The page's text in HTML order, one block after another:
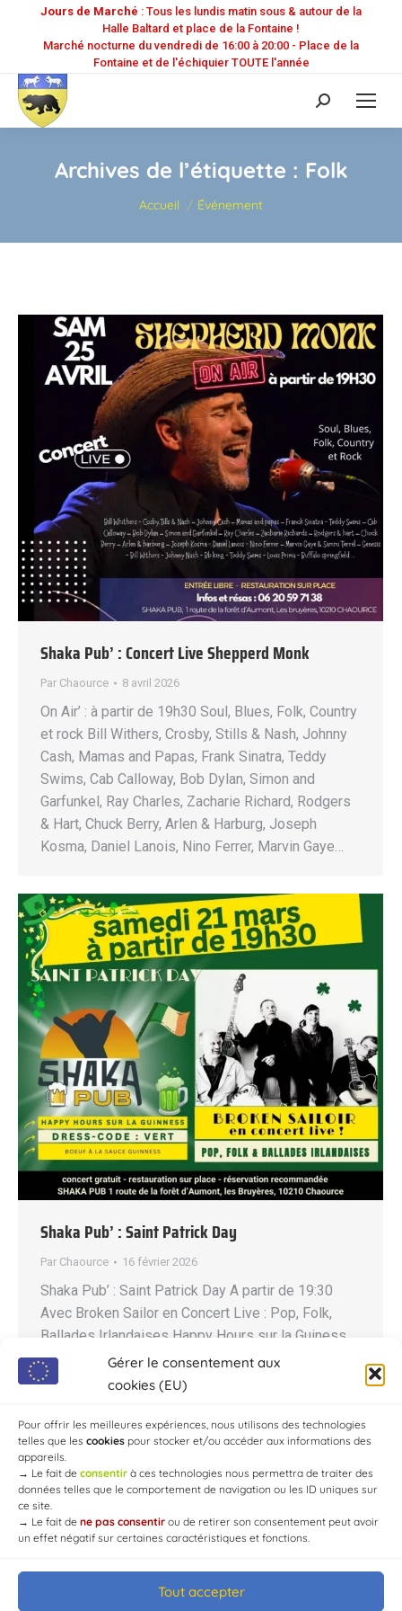
Gérer le consentement aux
cookies (EU)
Pour offrir les meilleures expériences, nous utilisons des technologies
telles que les cookies pour stocker et/ou accéder aux informations des
appareils.
→ Le fait de consentir à ces technologies nous permettra de traiter des
données telles que le comportement de navigation ou les ID uniques sur
ce site.
→ Le fait de ne pas consentir ou de retirer son consentement peut avoir
un effet négatif sur certaines caractéristiques et fonctions.
Tout accepter
Jours de Marché : Tous les lundis matin sous & autour de la
Halle Baltard et place de la Fontaine !
Marché nocturne du vendredi de 16:00 à 20:00 - Place de la
Fontaine et de l'échiquier TOUTE l'année
Recherche
:
Archives de l’étiquette : Folk
Vous êtes ici :
Accueil Événement
Shaka Pub’ : Concert Live Shepperd Monk
Par Chaource 8 avril 2026
On Air’ : à partir de 19h30 Soul, Blues, Folk, Country
et rock Bill Withers, Crosby, Stills & Nash, Johnny
Cash, Mamas and Papas, Frank Sinatra, Teddy
Swims, Cab Calloway, Bob Dylan, Simon and
Garfunkel, Ray Charles, Zacharie Richard, Rodgers
& Hart, Chuck Berry, Arlen & Harburg, Joseph
Kosma, Daniel Lanois, Nino Ferrer, Marvin Gaye…
Shaka Pub’ : Saint Patrick Day
Par Chaource 16 février 2026
Shaka Pub’ : Saint Patrick Day A partir de 19:30
Avec Broken Sailor en Concert Live : Pop, Folk,
Ballades Irlandaises Happy Hours sur la Guiness
(l’abus d’alcool est dangereux pour la santé, à
consommer avec modération !) Dress-Code : VERT
Restauration sur place Réservation fortement…